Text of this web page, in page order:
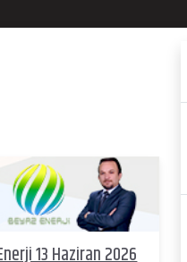
13 Haziran 2026